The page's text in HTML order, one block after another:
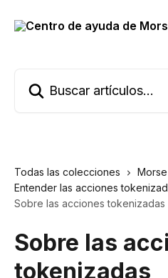
Todas las colecciones
Entender las acciones
Sobre las acciones tokenizadas
Sobre las
tokenizadas